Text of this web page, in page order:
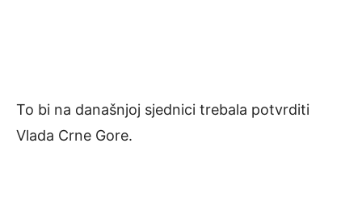
To bi na današnjoj sjednici trebala potvrditi
Vlada Crne Gore.